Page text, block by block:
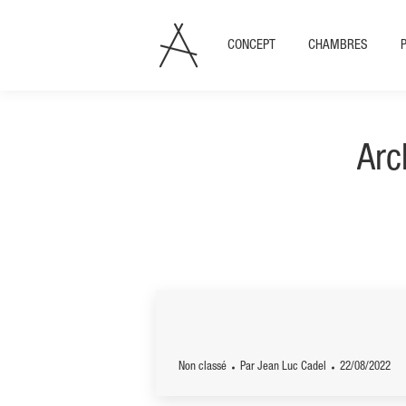
CONCEPT CHAMBRES
Non classé Par Jean Luc Cadel 22/08/2022